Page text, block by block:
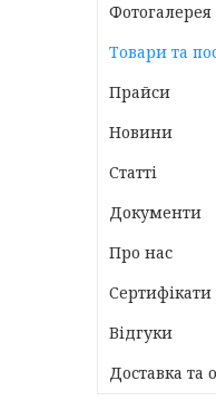
Фотогалерея
Товари та
Прайси
Новини
Статті
Документи
Про нас
Сертифікати
Відгуки
Доставка та